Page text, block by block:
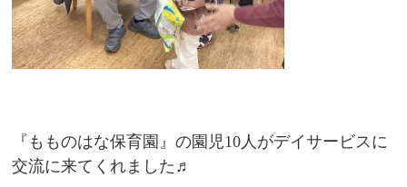
『もものはな保育園』の園児10人がデイサービスに
交流に来てくれました♬